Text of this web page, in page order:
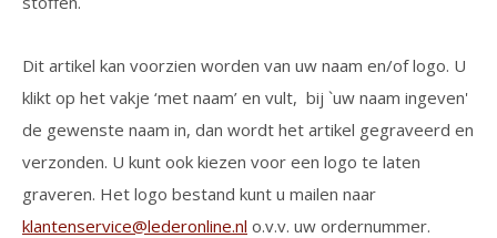
Dit artikel kan voorzien worden van uw naam en/of logo. U
klikt op het vakje ‘met naam’ en vult, bij `uw naam ingeven'
de gewenste naam in, dan wordt het artikel gegraveerd en
verzonden. U kunt ook kiezen voor een logo te laten
graveren. Het logo bestand kunt u mailen naar
klantenservice@lederonline.nl o.v.v. uw ordernummer.